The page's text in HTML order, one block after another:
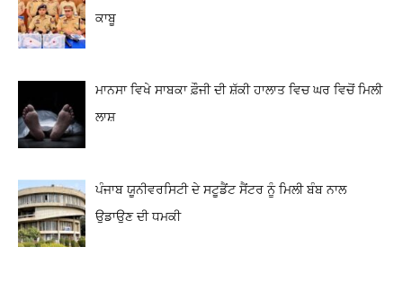
ਕਾਬੂ
ਮਾਨਸਾ ਵਿਖੇ ਸਾਬਕਾ ਫ਼ੌਜੀ ਦੀ ਸ਼ੱਕੀ ਹਾਲਾਤ ਵਿਚ ਘਰ ਵਿਚੋਂ ਮਿਲੀ
ਲਾਸ਼
ਪੰਜਾਬ ਯੂਨੀਵਰਸਿਟੀ ਦੇ ਸਟੂਡੈਂਟ ਸੈਂਟਰ ਨੂੰ ਮਿਲੀ ਬੰਬ ਨਾਲ
ਉਡਾਉਣ ਦੀ ਧਮਕੀ